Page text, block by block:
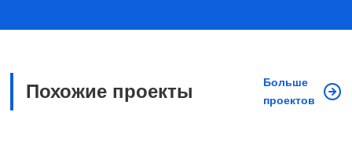
Похожие проекты
Больше
проектов